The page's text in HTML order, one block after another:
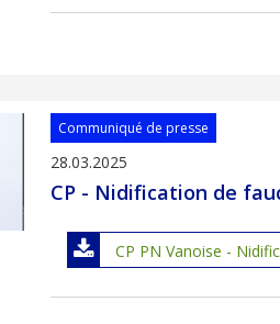
Communiqué de presse
28.03.2025
CP - Nidification de
CP PN Vanoise -